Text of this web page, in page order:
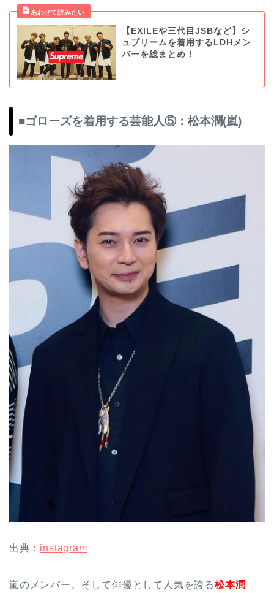
【EXILEや三代目JSBなど】シ
ュプリームを着用するLDHメン
バーを総まとめ！
■ゴローズを着用する芸能人⑤：松本潤(嵐)
出典： instagram
嵐のメンバー、そして俳優として人気を誇る松本潤